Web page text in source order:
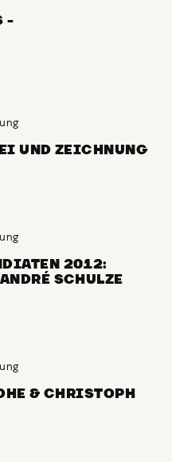
-
UND ZEICHNUNG
2012:
SCHULZE
& CHRISTOPH